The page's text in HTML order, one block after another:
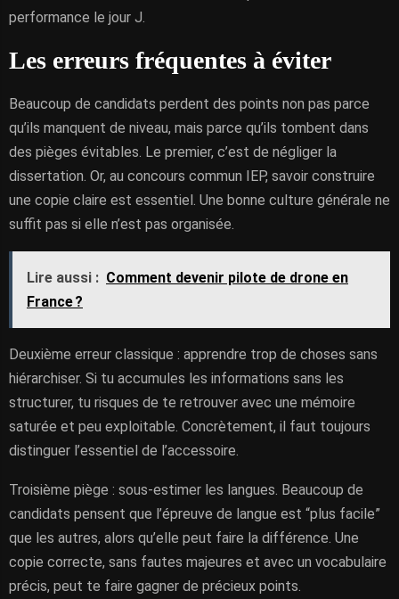
performance le jour J.
Les erreurs fréquentes à éviter
Beaucoup de candidats perdent des points non pas parce
qu’ils manquent de niveau, mais parce qu’ils tombent dans
des pièges évitables. Le premier, c’est de négliger la
dissertation. Or, au concours commun IEP, savoir construire
une copie claire est essentiel. Une bonne culture générale ne
suffit pas si elle n’est pas organisée.
Lire aussi : Comment devenir pilote de drone en
France ?
Deuxième erreur classique : apprendre trop de choses sans
hiérarchiser. Si tu accumules les informations sans les
structurer, tu risques de te retrouver avec une mémoire
saturée et peu exploitable. Concrètement, il faut toujours
distinguer l’essentiel de l’accessoire.
Troisième piège : sous-estimer les langues. Beaucoup de
candidats pensent que l’épreuve de langue est “plus facile”
que les autres, alors qu’elle peut faire la différence. Une
copie correcte, sans fautes majeures et avec un vocabulaire
précis, peut te faire gagner de précieux points.